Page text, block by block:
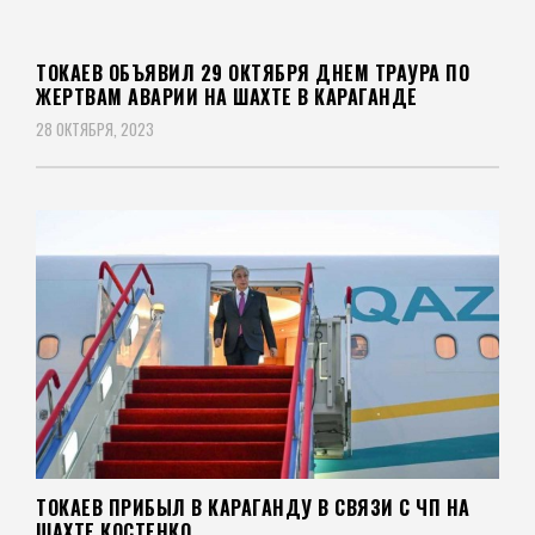
ТОКАЕВ ОБЪЯВИЛ 29 ОКТЯБРЯ ДНЕМ ТРАУРА ПО
ЖЕРТВАМ АВАРИИ НА ШАХТЕ В КАРАГАНДЕ
28 ОКТЯБРЯ, 2023
ТОКАЕВ ПРИБЫЛ В КАРАГАНДУ В СВЯЗИ С ЧП НА